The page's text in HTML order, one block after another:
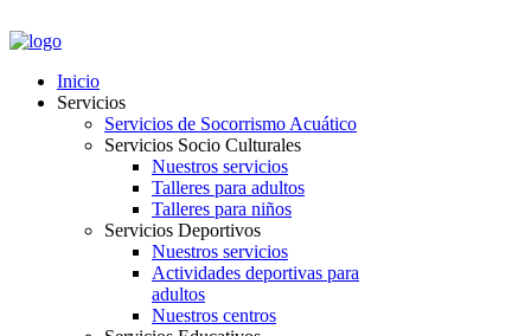
Inicio
Servicios
Servicios de Socorrismo Acuático
Servicios Socio Culturales
Nuestros servicios
Talleres para adultos
Talleres para niños
Servicios Deportivos
Nuestros servicios
Actividades deportivas para
adultos
Nuestros centros